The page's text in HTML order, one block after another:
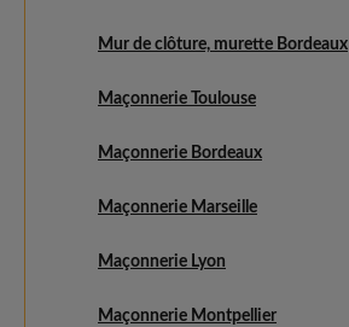
Mur de clôture, murette Bordeaux
Maçonnerie Toulouse
Maçonnerie Bordeaux
Maçonnerie Marseille
Maçonnerie Lyon
Maçonnerie Montpellier